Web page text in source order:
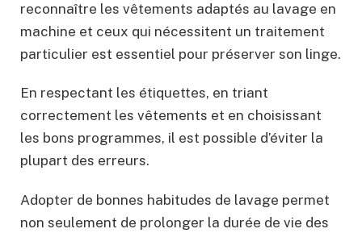
reconnaître les vêtements adaptés au lavage en
machine et ceux qui nécessitent un traitement
particulier est essentiel pour préserver son linge.
En respectant les étiquettes, en triant
correctement les vêtements et en choisissant
les bons programmes, il est possible d’éviter la
plupart des erreurs.
Adopter de bonnes habitudes de lavage permet
non seulement de prolonger la durée de vie des